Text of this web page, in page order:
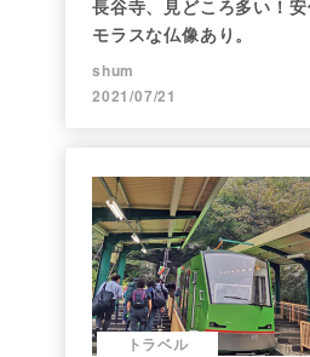
長谷寺、見どころ多い！
モラスな仏像あり。
shum
2021/07/21
トラベル